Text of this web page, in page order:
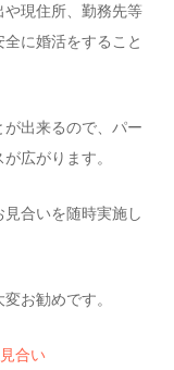
現住所、勤務先等
に婚活をすること
出来るので、パー
広がります。
合いを随時実施し
お勧めです。
合い